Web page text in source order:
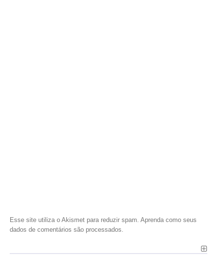
Esse site utiliza o Akismet para reduzir spam. Aprenda como seus
dados de comentários são processados.